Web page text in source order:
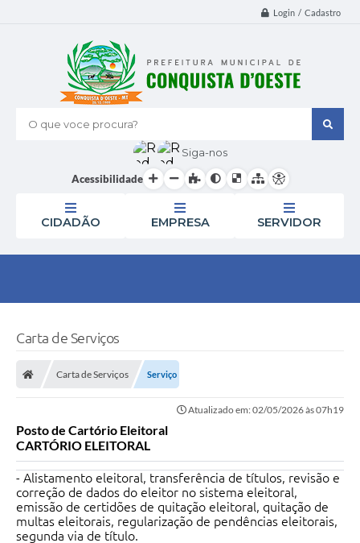
Login / Cadastro
O que voce procura?
Siga-nos
Acessibilidade
CIDADÃO EMPRESA SERVIDOR
Carta de Serviços
Carta de Serviços Serviço
Atualizado em: 02/05/2026 às 07h19
Posto de Cartório Eleitoral
CARTÓRIO ELEITORAL
- Alistamento eleitoral, transferência de títulos, revisão e
correção de dados do eleitor no sistema eleitoral,
emissão de certidões de quitação eleitoral, quitação de
multas eleitorais, regularização de pendências eleitorais,
segunda via de título.